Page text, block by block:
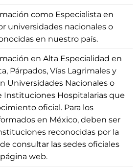
como Especialista en
universidades nacionales o
en nuestro país.
en Alta Especialidad en
Párpados, Vías Lagrimales y
Universidades Nacionales o
Instituciones Hospitalarias que
oficial. Para los
en México, deben ser
reconocidas por la
consultar las sedes oficiales
web.